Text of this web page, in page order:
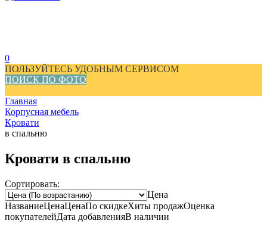
0
ПОЛЬЗУЙТЕСЬ УДОБНЫМ СЕРВИСОМ
ПОИСК ПО ФОТО
Главная
Корпусная мебель
Кровати
в спальню
Кровати в спальню
Сортировать:
Цена
НазваниеЦенаЦенаПо скидкеХиты продажОценка
покупателейДата добавленияВ наличии